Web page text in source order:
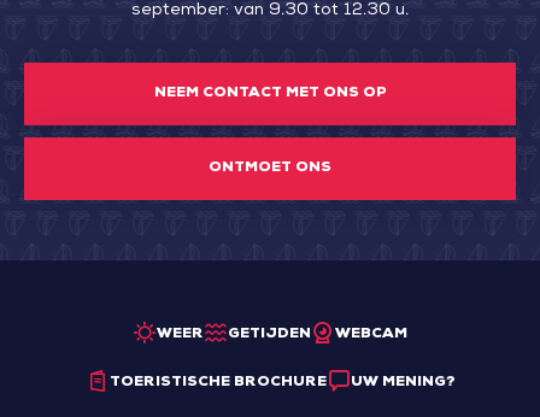
september: van 9.30 tot 12.30 u.
NEEM CONTACT MET ONS OP
ONTMOET ONS
WEER GETIJDEN WEBCAM
TOERISTISCHE BROCHURE UW MENING?